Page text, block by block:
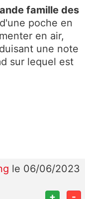
famille des
poche en
en air,
une note
sur lequel est
le 06/06/2023
+ -